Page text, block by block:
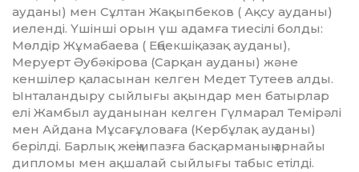
ауданы) мен Сұлтан Жақыпбеков ( Ақсу ауданы)
иеленді. Үшінші орын үш адамға тиесілі болды:
Мөлдір Жұмабаева ( Еңбекшіқазақ ауданы),
Меруерт Әубәкірова (Сарқан ауда­ны) және
кеншілер қаласы­нан келген Медет Тутеев алды.
Ын­таландыру сыйлығы ақындар мен батырлар
елі Жамбыл ауданынан келген Гүлмарал Темірәлі
мен Айдана Мұсағұловаға (Кер­бұлақ ауданы)
берілді. Барлық жеңімпазға басқарманың арнайы
дипломы мен ақшалай сыйлығы табыс етілді.